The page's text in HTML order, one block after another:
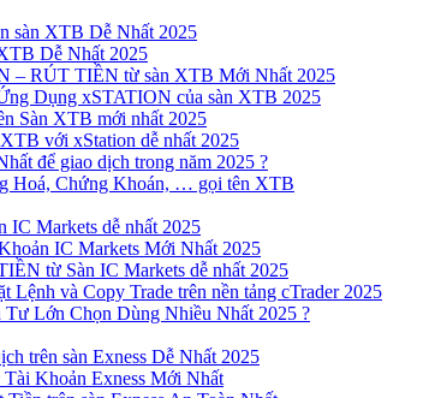
sàn XTB Dễ Nhất 2025
Dễ Nhất 2025
– RÚT TIỀN từ sàn XTB Mới Nhất 2025
Dụng xSTATION của sàn XTB 2025
Sàn XTB mới nhất 2025
với xStation dễ nhất 2025
để giao dịch trong năm 2025 ?
Hoá, Chứng Khoán, … gọi tên XTB
IC Markets dễ nhất 2025
IC Markets Mới Nhất 2025
từ Sàn IC Markets dễ nhất 2025
và Copy Trade trên nền tảng cTrader 2025
Lớn Chọn Dùng Nhiều Nhất 2025 ?
trên sàn Exness Dễ Nhất 2025
Khoản Exness Mới Nhất